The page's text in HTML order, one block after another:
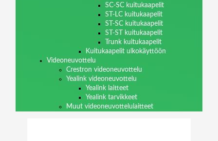
SC-SC kuitukaapelit
ST-LC kuitukaapelit
ST-SC kuitukaapelit
ST-ST kuitukaapelit
Trunk kuitukaapelit
Kuitukaapelit ulkokäyttöön
Videoneuvottelu
Crestron videoneuvottelu
Yealink videoneuvottelu
Yealink laitteet
Yealink tarvikkeet
Muut videoneuvottelulaitteet